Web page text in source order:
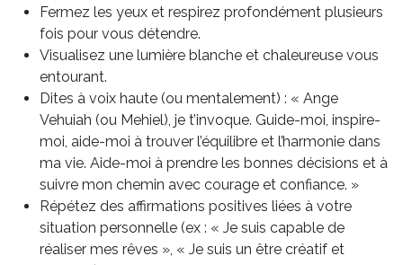
Fermez les yeux et respirez profondément plusieurs
fois pour vous détendre.
Visualisez une lumière blanche et chaleureuse vous
entourant.
Dites à voix haute (ou mentalement) : « Ange
Vehuiah (ou Mehiel), je t’invoque. Guide-moi, inspire-
moi, aide-moi à trouver l’équilibre et l’harmonie dans
ma vie. Aide-moi à prendre les bonnes décisions et à
suivre mon chemin avec courage et confiance. »
Répétez des affirmations positives liées à votre
situation personnelle (ex : « Je suis capable de
réaliser mes rêves », « Je suis un être créatif et